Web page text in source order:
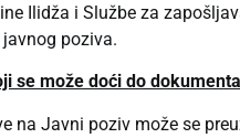
Ilidža i Službe za
poziva.
se može doći do
na Javni poziv može se